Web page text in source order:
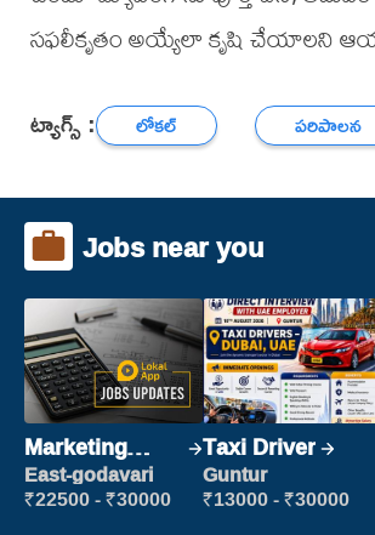
సఫలీకృతం అయ్యేలా కృషి చేయాలని
ట్యాగ్స్ : లోకల్ పరిపాలన
Jobs near you
Marketing
Executive
East-godavari
₹22500 - ₹30000
Taxi Driver
Guntur
₹13000 - ₹30000